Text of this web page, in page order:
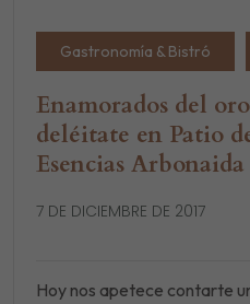
Gastronomía & Bistró
Enamorados del
deléitate en Patio
Esencias Arbonaida
7 DE DICIEMBRE DE 2017
Hoy nos apetece contarte